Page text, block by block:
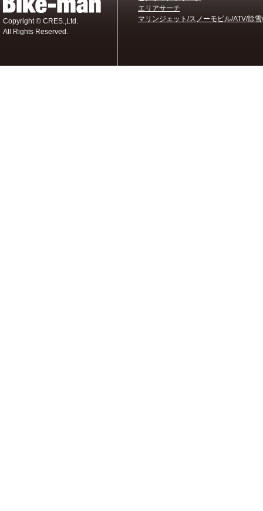
Copyright © CRES.,Ltd.
All Rights Reserved.
エリアサーチ
マリンジェット/スノーモビル/ATV/除